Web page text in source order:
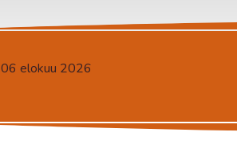
06 elokuu 2026